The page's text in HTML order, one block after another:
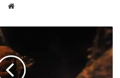
Website